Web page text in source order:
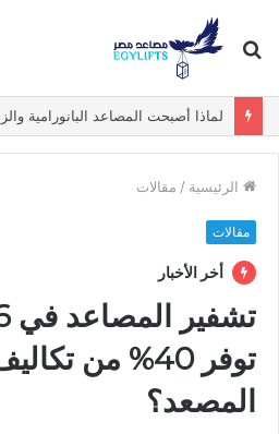
بحث
الرئيسية / مقالات
مقالات
أخر الأخبار
توفر 40% من
المصعد؟